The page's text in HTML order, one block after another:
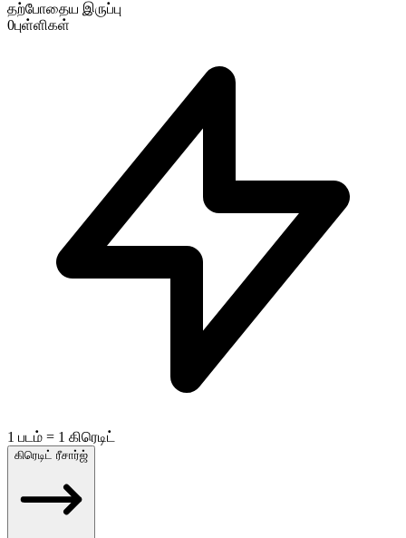
தற்போதைய இருப்பு
0புள்ளிகள்
1 படம் = 1 கிரெடிட்
கிரெடிட் ரீசார்ஜ்